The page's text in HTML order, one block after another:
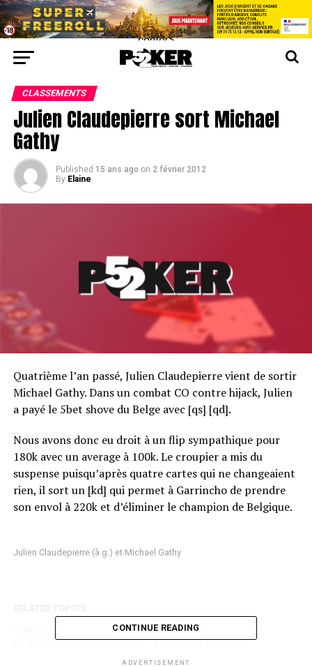
center>
CLASSEMENTS
Julien Claudepierre sort Michael
Gathy
Published 15 ans ago on 2 février 2012
By Elaine
Quatrième l’an passé, Julien Claudepierre vient de sortir
Michael Gathy. Dans un combat CO contre hijack, Julien
a payé le 5bet shove du Belge avec [qs] [qd].
Nous avons donc eu droit à un flip sympathique pour
180k avec un average à 100k. Le croupier a mis du
suspense puisqu’après quatre cartes qui ne changeaient
rien, il sort un [kd] qui permet à Garrincho de prendre
son envol à 220k et d’éliminer le champion de Belgique.
Julien Claudepierre (à g.) et Michael Gathy
Le Team Winamax en vidéo : Locsta et SirCuts
CONTINUE READING
ADVERTISEMENT